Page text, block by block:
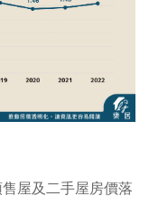
屋及二手屋房價落